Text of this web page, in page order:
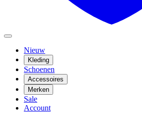
Nieuw
Kleding
Schoenen
Accessoires
Merken
Sale
Account